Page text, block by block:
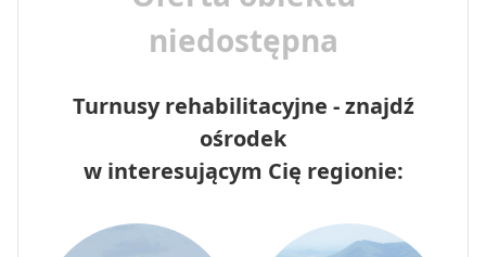
niedostępna
Turnusy rehabilitacyjne - znajdź
ośrodek
w interesującym Cię regionie: